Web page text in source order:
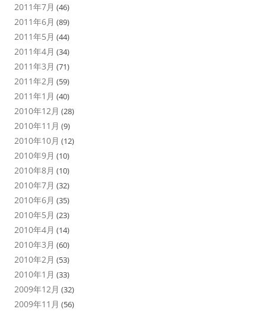
2011年7月 (46)
2011年6月 (89)
2011年5月 (44)
2011年4月 (34)
2011年3月 (71)
2011年2月 (59)
2011年1月 (40)
2010年12月 (28)
2010年11月 (9)
2010年10月 (12)
2010年9月 (10)
2010年8月 (10)
2010年7月 (32)
2010年6月 (35)
2010年5月 (23)
2010年4月 (14)
2010年3月 (60)
2010年2月 (53)
2010年1月 (33)
2009年12月 (32)
2009年11月 (56)